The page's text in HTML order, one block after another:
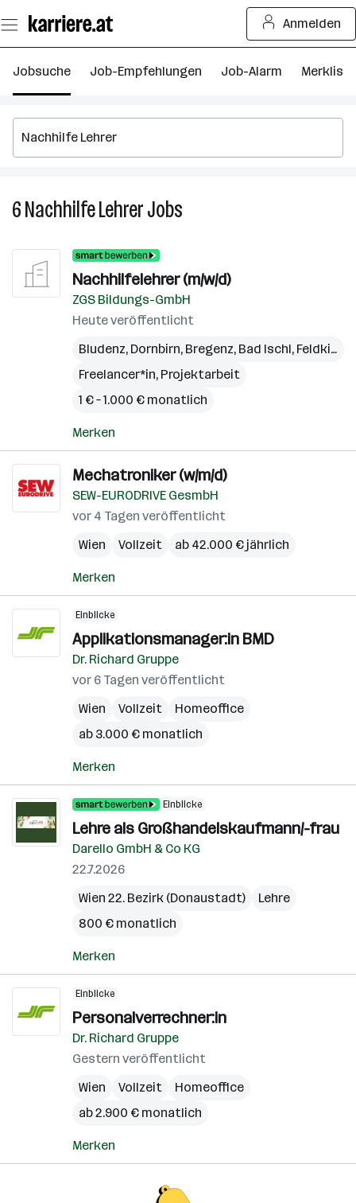
Seiteninhalt
springen
Anmelden
Jobsuche Job-Empfehlungen Job-Alarm Merkliste
6Nachhilfe LehrerJobs
Nachhilfelehrer (m/w/d)
ZGS Bildungs-GmbH
Heute veröffentlicht
Bludenz, Dornbirn, Bregenz, Bad Ischl, Feldkirch
Freelancer*in, Projektarbeit
1 € – 1.000 € monatlich
Merken
Mechatroniker (w/m/d)
SEW-EURODRIVE GesmbH
vor 4 Tagen veröffentlicht
Wien
Vollzeit ab 42.000 € jährlich
Merken
Einblicke
Applikationsmanager:in BMD
Dr. Richard Gruppe
vor 6 Tagen veröffentlicht
Wien
Vollzeit
Homeoffice
ab 3.000 € monatlich
Merken
Einblicke
Lehre als Großhandelskaufmann/-frau
Darello GmbH & Co KG
22.7.2026
Wien 22. Bezirk (Donaustadt)
Lehre
800 € monatlich
Merken
Einblicke
Personalverrechner:in
Dr. Richard Gruppe
Gestern veröffentlicht
Wien
Vollzeit
Homeoffice
ab 2.900 € monatlich
Merken